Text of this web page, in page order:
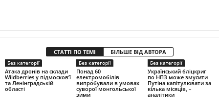
СТАТТІ ПО ТЕМІ БІЛЬШЕ ВІД АВТОРА
Без категорії
Атака дронів на склади
Wildberries у підмосков’ї
та Ленінградській
області
Без категорії
Понад 60
електромобілів
випробували в умовах
суворої монгольської
зими
Без категорії
Український бліцкриг
по НПЗ може змусити
Путіна капітулювати за
кілька місяців, –
аналітики